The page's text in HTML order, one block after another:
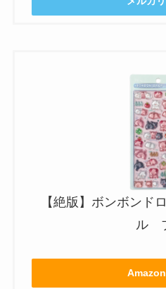
【絶版】ボンボン
ル